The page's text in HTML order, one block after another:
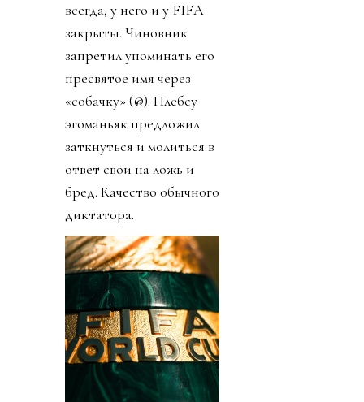
всегда, у него и у FIFA
закрыты. Чиновник
запретил упоминать его
пресвятое имя через
«собачку» (@). Плебсу
эгоманьяк предложил
заткнуться и молиться в
ответ свои на ложь и
бред. Качество обычного
диктатора.